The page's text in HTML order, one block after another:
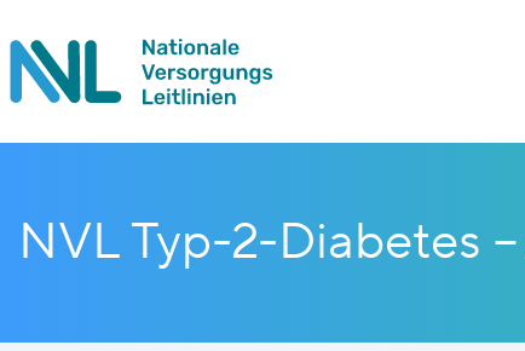
NVL Typ-2-Diabetes